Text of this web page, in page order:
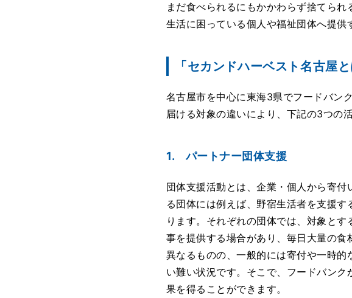
まだ食べられるにもかかわらず捨てられ
生活に困っている個人や福祉団体へ提供
「セカンドハーベスト名古屋と
名古屋市を中心に東海3県でフードバン
届ける対象の違いにより、下記の3つの
1. パートナー団体支援
団体支援活動とは、企業・個人から寄
る団体には例えば、野宿生活者を支援
ります。それぞれの団体では、対象と
事を提供する場合があり、毎日大量の
異なるものの、一般的には寄付や一時
い難い状況です。そこで、フードバン
果を得ることができます。